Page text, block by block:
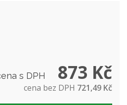
s DPH 873 Kč
cena bez DPH 721,49 Kč